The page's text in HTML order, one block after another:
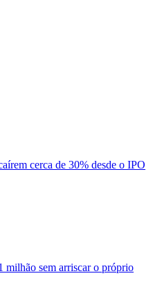
cerca de 30% desde o IPO
milhão sem arriscar o próprio